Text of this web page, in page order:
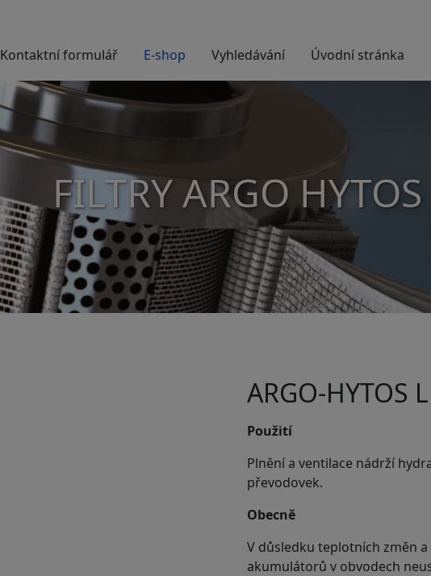
Kontaktní formulář E-shop Vyhledávání Úvodní stránka
FILTRY ARGO HYTOS
ARGO-HYTOS
Použití
Plnění a ventilace nádrží
převodovek.
Obecně
V důsledku teplotních změn
akumulátorů v obvodech